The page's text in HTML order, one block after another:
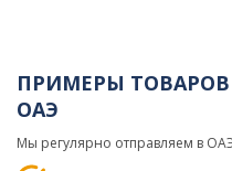
ПРИМЕРЫ
ОАЭ
Мы регулярно отправляем в